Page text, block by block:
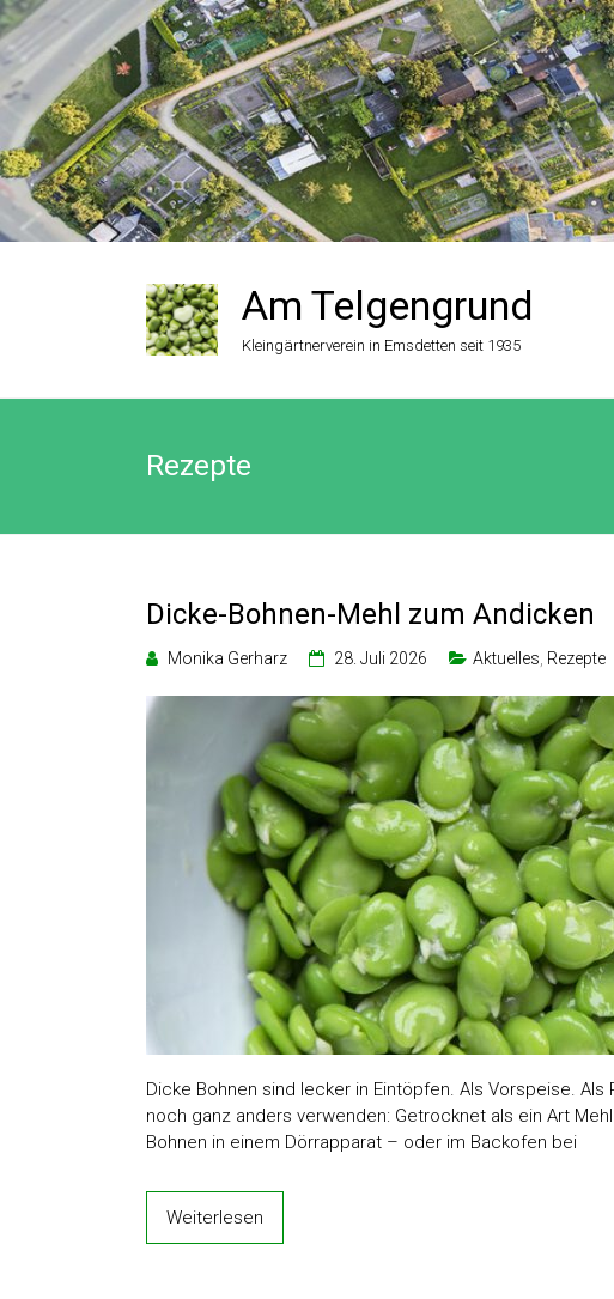
Zum
Inhalt
springen
Am Telgengrund
Kleingärtnerverein in Emsdetten seit 1935
Rezepte
Dicke-Bohnen-Mehl zum Andicken
Monika Gerharz 28. Juli 2026 Aktuelles Rezepte
Dicke Bohnen sind lecker in Eintöpfen. Als Vorspeise.
noch ganz anders verwenden: Getrocknet als ein Art
Bohnen in einem Dörrapparat – oder im Backofen bei
Weiterlesen